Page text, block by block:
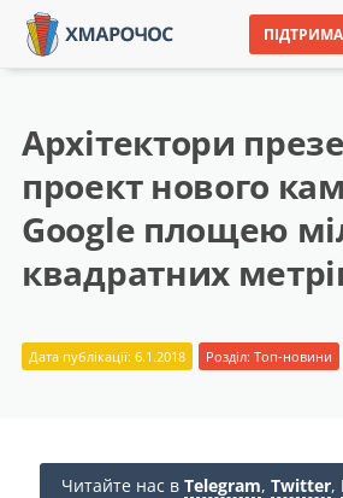
Архітектори
проект нового
Google площею
квадратних
Дата публікації: 6.1.2018 Розділ: Топ-новини
Читайте нас в Telegram, Twitter,